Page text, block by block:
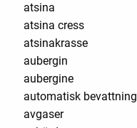
atsina
atsina cress
atsinakrasse
aubergin
aubergine
automatisk bevattning
avgaser